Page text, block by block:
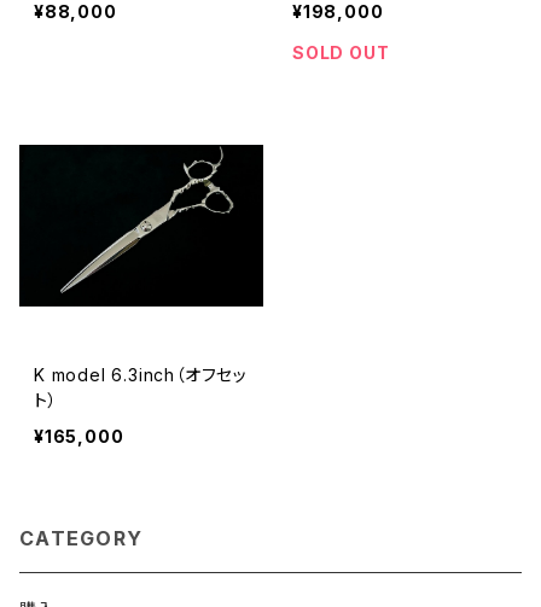
¥88,000
¥198,000
SOLD OUT
K model 6.3inch（オフセッ
ト）
¥165,000
CATEGORY